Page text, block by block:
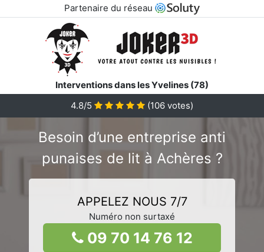
Partenaire du réseau
Interventions dans les Yvelines (78)
4.8/5
(106 votes)
Besoin d’une entreprise anti
punaises de lit à Achères ?
APPELEZ NOUS 7/7
Numéro non surtaxé
09 70 14 76 12